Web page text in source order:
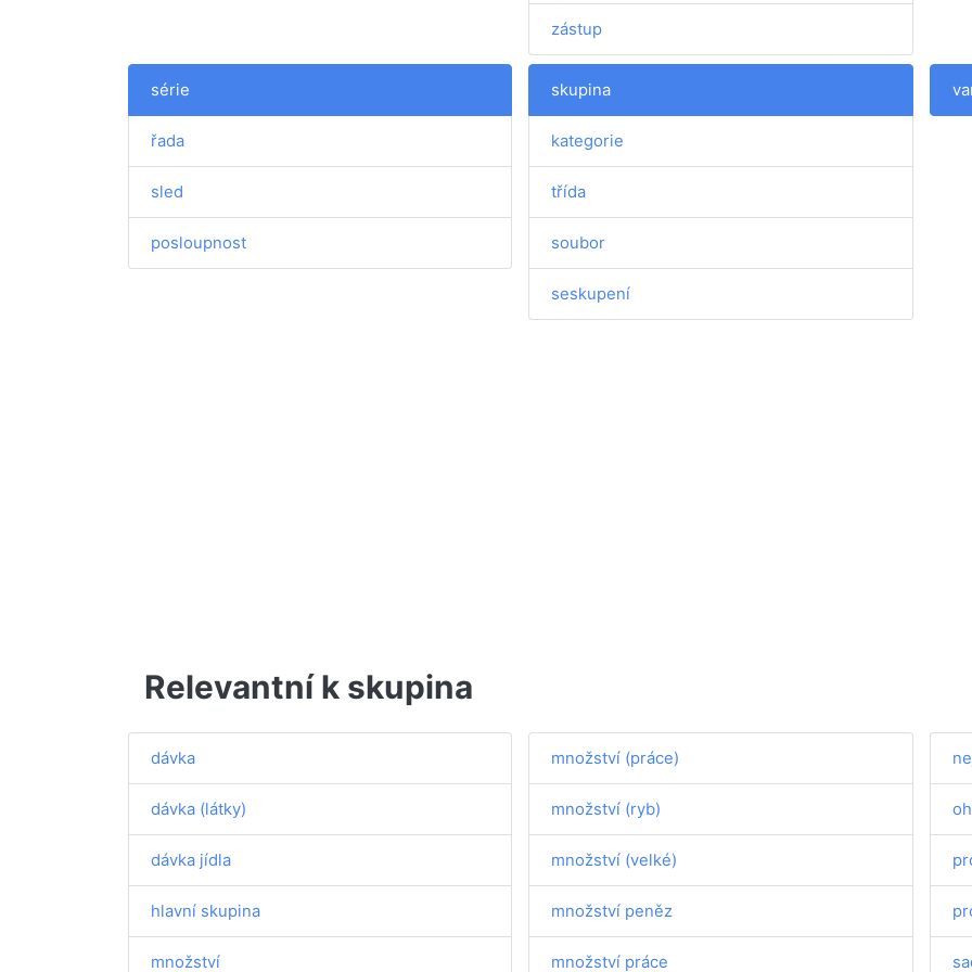
zástup
série
řada
sled
posloupnost
skupina
kategorie
třída
soubor
seskupení
Relevantní k skupina
dávka
dávka (látky)
dávka jídla
hlavní skupina
množství
množství (práce)
množství (ryb)
množství (velké)
množství peněz
množství práce